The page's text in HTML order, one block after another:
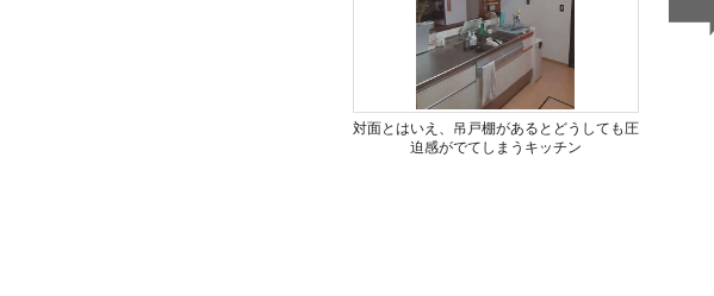
対面とはいえ、吊戸棚があるとどうしても圧
迫感がでてしまうキッチン